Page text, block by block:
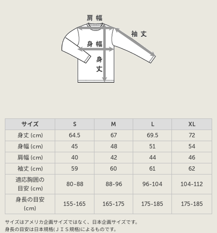
サイズ S M L
XL
身丈 (cm)
64.5 67 69.5
72
身幅 (cm)
45 48 51
54
肩幅 (cm)
40 42 44
46
袖丈 (cm)
59 60 61
62
適応胸囲の
目安 (cm)
80-88 88-96 96-104 104-112
身長の目安
(cm)
155-165 165-175 175-185 175-185
サイズはアメリカ企画サイズではなく、日本企画サイズです。
身長の目安は日本規格(ＪＩＳ規格)によるものです。